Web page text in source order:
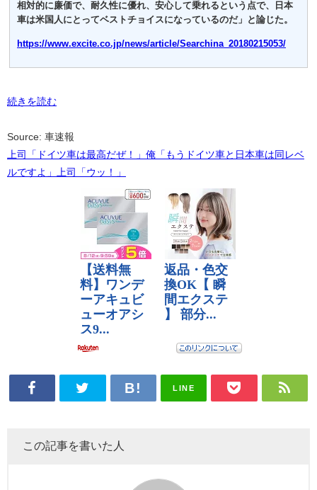
相対的に廉価で、耐久性に優れ、安心して乗れるという点で、日本
車は米国人にとってベストチョイスになっているのだ」と論じた。
https://www.excite.co.jp/news/article/Searchina_20180215053/
続きを読む
Source: 車速報
上司「ドイツ車は最高だぜ！」俺「もうドイツ車と日本車は同レベ
ルですよ」上司「ウッ！」
LINE
この記事を書いた人